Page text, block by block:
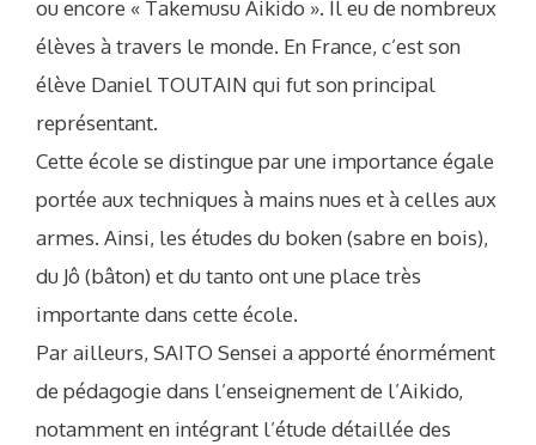
ou encore « Takemusu Aikido ». Il eu de nombreux
élèves à travers le monde. En France, c’est son
élève Daniel TOUTAIN qui fut son principal
représentant.
Cette école se distingue par une importance égale
portée aux techniques à mains nues et à celles aux
armes. Ainsi, les études du boken (sabre en bois),
du Jô (bâton) et du tanto ont une place très
importante dans cette école.
Par ailleurs, SAITO Sensei a apporté énormément
de pédagogie dans l’enseignement de l’Aikido,
notamment en intégrant l’étude détaillée des